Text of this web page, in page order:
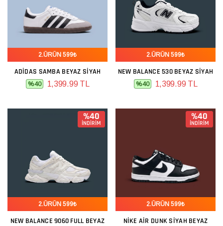
2.ÜRÜN 599₺
ADIDAS SAMBA BEYAZ SIYAH
%40 1,399.99 TL
2.ÜRÜN 599₺
NEW BALANCE 530 BEYAZ SIYAH
%40 1,399.99 TL
%40
İNDİRİM
2.ÜRÜN 599₺
NEW BALANCE 9060 FULL BEYAZ
%40
İNDİRİM
2.ÜRÜN 599₺
NIKE AIR DUNK SIYAH BEYAZ